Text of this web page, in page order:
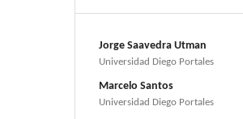
Jorge Saavedra Utman
Universidad Diego Portales
Marcelo Santos
Universidad Diego Portales